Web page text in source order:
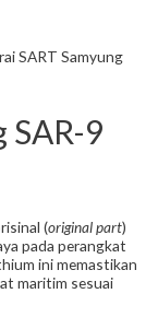
SART Samyung
SAR-9
(original part)
pada perangkat
ini memastikan
maritim sesuai